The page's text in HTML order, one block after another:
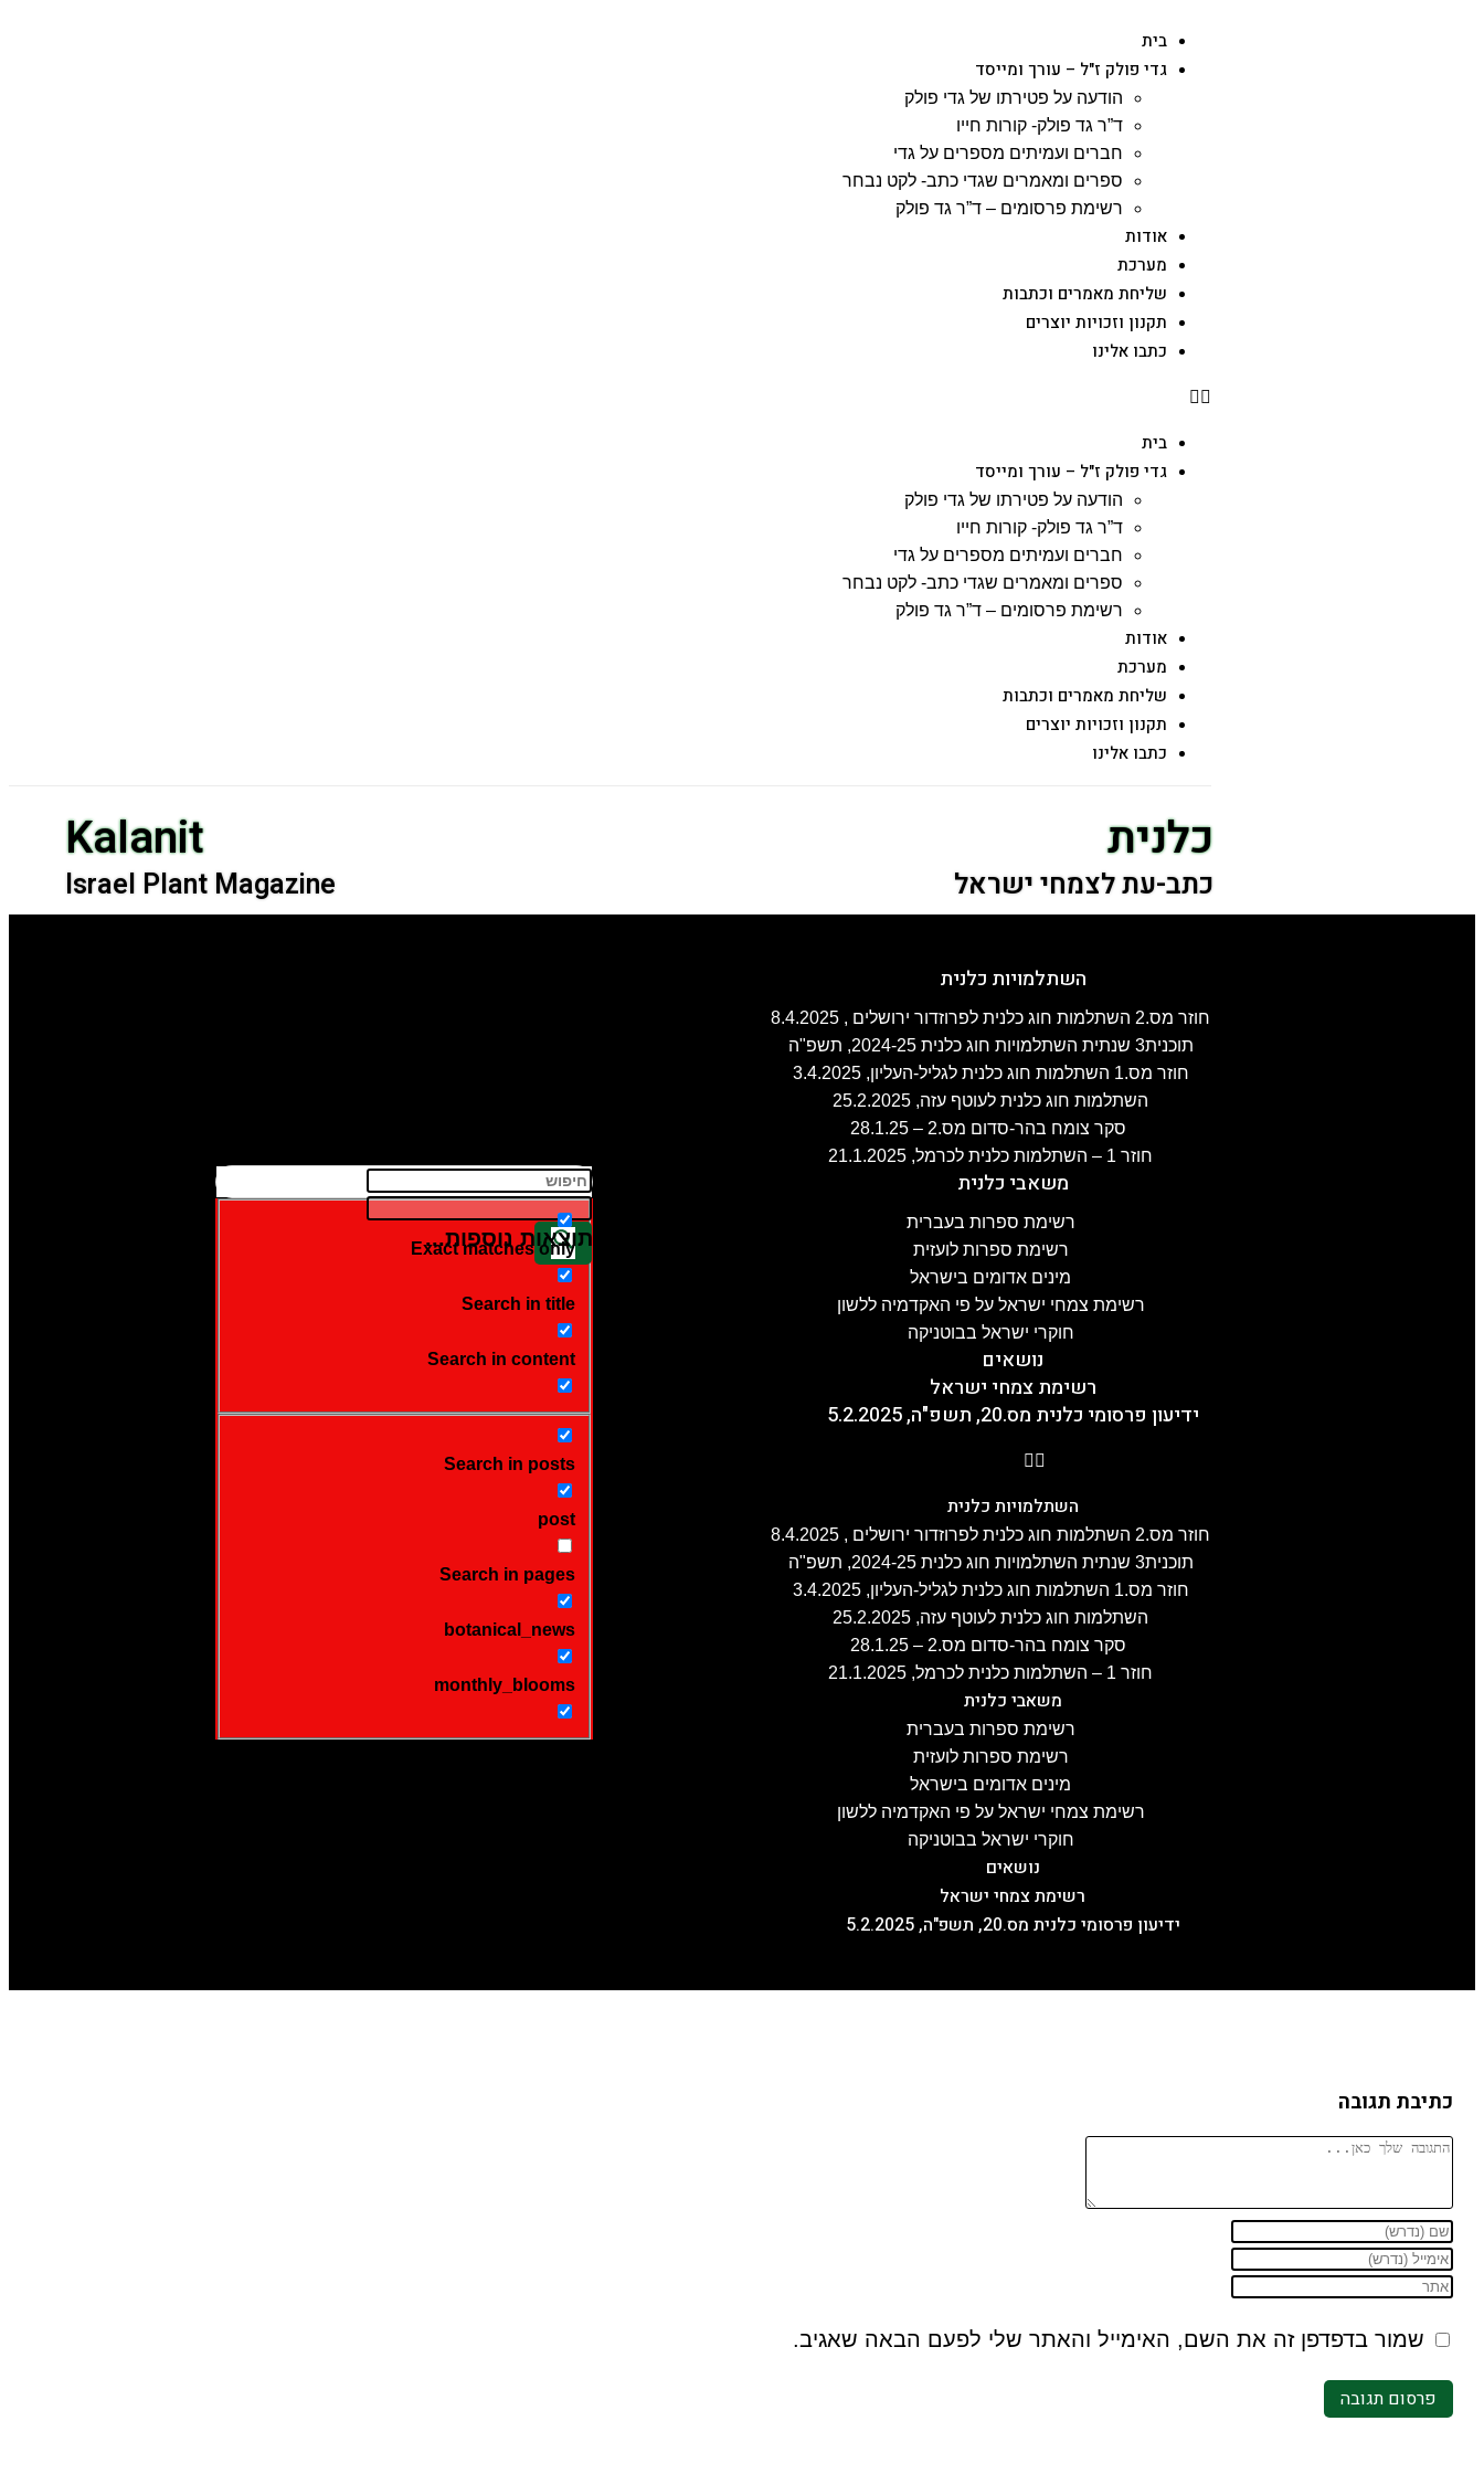
בית
גדי פולק ז"ל – עורך ומייסד
הודעה על פטירתו של גדי פולק
ד”ר גד פולק- קורות חייו
חברים ועמיתים מספרים על גדי
ספרים ומאמרים שגדי כתב- לקט נבחר
רשימת פרסומים – ד”ר גד פולק
אודות
מערכת
שליחת מאמרים וכתבות
תקנון וזכויות יוצרים
כתבו אלינו
בית
גדי פולק ז"ל – עורך ומייסד
הודעה על פטירתו של גדי פולק
ד”ר גד פולק- קורות חייו
חברים ועמיתים מספרים על גדי
ספרים ומאמרים שגדי כתב- לקט נבחר
רשימת פרסומים – ד”ר גד פולק
אודות
מערכת
שליחת מאמרים וכתבות
תקנון וזכויות יוצרים
כתבו אלינו
כלנית
כתב-עת לצמחי ישראל
Kalanit
Israel Plant Magazine
השתלמויות כלנית
חוזר מס.2 השתלמות חוג כלנית לפרוזדור ירושלים , 8.4.2025
תוכנית3 שנתית השתלמויות חוג כלנית 2024-25, תשפ"ה
חוזר מס.1 השתלמות חוג כלנית לגליל-העליון, 3.4.2025
השתלמות חוג כלנית לעוטף עזה, 25.2.2025
סקר צומח בהר-סדום מס.2 – 28.1.25
חוזר 1 – השתלמות כלנית לכרמל, 21.1.2025
משאבי כלנית
רשימת ספרות בעברית
רשימת ספרות לועזית
מינים אדומים בישראל
רשימת צמחי ישראל על פי האקדמיה ללשון
חוקרי ישראל בבוטניקה
נושאים
רשימת צמחי ישראל
ידיעון פרסומי כלנית מס.20, תשפ"ה, 5.2.2025
השתלמויות כלנית
חוזר מס.2 השתלמות חוג כלנית לפרוזדור ירושלים , 8.4.2025
תוכנית3 שנתית השתלמויות חוג כלנית 2024-25, תשפ"ה
חוזר מס.1 השתלמות חוג כלנית לגליל-העליון, 3.4.2025
השתלמות חוג כלנית לעוטף עזה, 25.2.2025
סקר צומח בהר-סדום מס.2 – 28.1.25
חוזר 1 – השתלמות כלנית לכרמל, 21.1.2025
משאבי כלנית
רשימת ספרות בעברית
רשימת ספרות לועזית
מינים אדומים בישראל
רשימת צמחי ישראל על פי האקדמיה ללשון
חוקרי ישראל בבוטניקה
נושאים
רשימת צמחי ישראל
ידיעון פרסומי כלנית מס.20, תשפ"ה, 5.2.2025
תוצאות נוספות...
Exact matches only
Search in title
Search in content
Search in posts
post
Search in pages
botanical_news
monthly_blooms
כתיבת תגובה
שמור בדפדפן זה את השם, האימייל והאתר שלי לפעם הבאה שאגיב.